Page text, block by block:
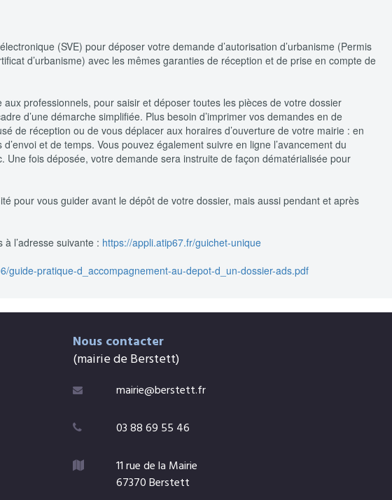
(SVE) pour déposer votre demande d’autorisation d’urbanisme (Permis
d’urbanisme) avec les mêmes garanties de réception et de prise en compte de
professionnels, pour saisir et déposer toutes les pièces de votre dossier
d’une démarche simplifiée. Plus besoin d’imprimer vos demandes en de
de réception ou de vous déplacer aux horaires d’ouverture de votre mairie : en
et de temps. Vous pouvez également suivre en ligne l’avancement du
fois déposée, votre demande sera instruite de façon dématérialisée pour
pour vous guider avant le dépôt de votre dossier, mais aussi pendant et après
l’adresse suivante : https://appli.atip67.fr/guichet-unique
guide-pratique-d_accompagnement-au-depot-d_un-dossier-ads.pdf
Nous contacter
(mairie de Berstett)
 mairie@berstett.fr
 03 88 69 55 46

11 rue de la Mairie
67370 Berstett